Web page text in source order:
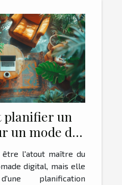
planifier un
un mode de
digital
l'atout maître du
digital, mais elle
planification